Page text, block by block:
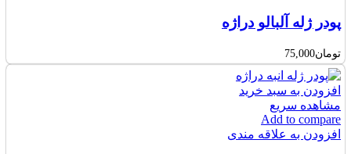
پودر ژله آلبالو دراژه
تومان75,000
افزودن به سبد خرید
مشاهده سریع
Add to compare
افزودن به علاقه مندی